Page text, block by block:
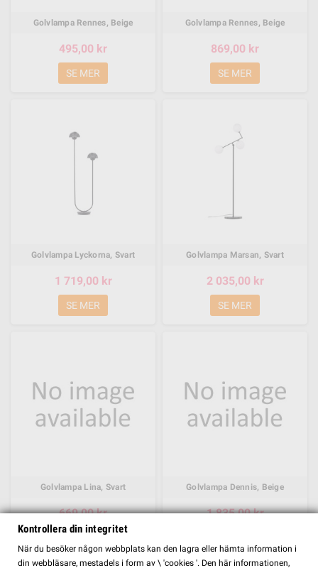
Golvlampa Rennes, Beige
495,00 kr
SE MER
Golvlampa Rennes, Beige
869,00 kr
SE MER
Golvlampa Lyckorna, Svart
1 719,00 kr
SE MER
Golvlampa Marsan, Svart
2 035,00 kr
SE MER
Golvlampa Lina, Svart
669,00 kr
Golvlampa Dennis, Beige
1 835,00 kr
Kontrollera din integritet
När du besöker någon webbplats kan den lagra eller hämta information i
din webbläsare, mestadels i form av \ 'cookies '. Den här informationen,